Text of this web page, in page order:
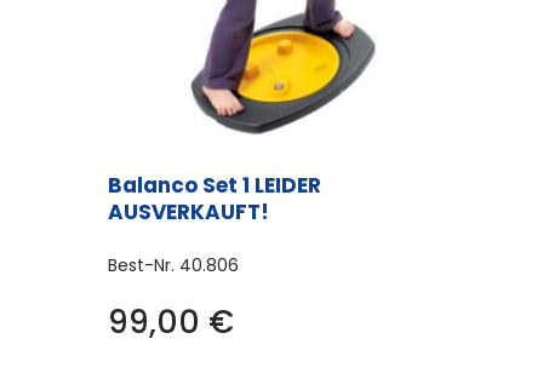
Balanco Set 1 LEIDER
AUSVERKAUFT!
Best-Nr. 40.806
99,00 €